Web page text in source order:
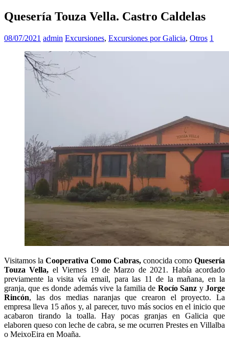
Quesería Touza Vella. Castro Caldelas
08/07/2021 admin Excursiones, Excursiones por Galicia, Otros 1
Visitamos la Cooperativa Como Cabras, conocida como Quesería
Touza Vella, el Viernes 19 de Marzo de 2021. Había acordado
previamente la visita vía email, para las 11 de la mañana, en la
granja, que es donde además vive la familia de Rocío Sanz yJorge
Rincón, las dos medias naranjas que crearon el proyecto. La
empresa lleva 15 años y, al parecer, tuvo más socios en el inicio que
acabaron tirando la toalla. Hay pocas granjas en Galicia que
elaboren queso con leche de cabra, se me ocurren Prestes en Villalba
o MeixoEira en Moaña.